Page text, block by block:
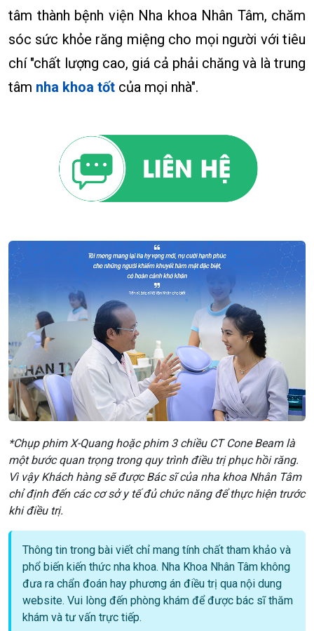
tâm thành bệnh viện Nha khoa Nhân Tâm, chăm
sóc sức khỏe răng miệng cho mọi người với tiêu
chí "chất lượng cao, giá cả phải chăng và là trung
tâm nha khoa tốt của mọi nhà".
*Chụp phim X-Quang hoặc phim 3 chiều CT Cone Beam là
một bước quan trọng trong quy trình điều trị phục hồi răng.
Vì vậy Khách hàng sẽ được Bác sĩ của nha khoa Nhân Tâm
chỉ định đến các cơ sở y tế đủ chức năng để thực hiện trước
khi điều trị.
Thông tin trong bài viết chỉ mang tính chất tham khảo và
phổ biến kiến thức nha khoa. Nha Khoa Nhân Tâm không
đưa ra chẩn đoán hay phương án điều trị qua nội dung
website. Vui lòng đến phòng khám để được bác sĩ thăm
khám và tư vấn trực tiếp.